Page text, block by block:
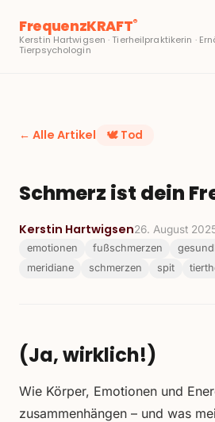
FrequenzKRAFT®
Kerstin Hartwigsen · Tierheilpraktikerin ·
Tierpsychologin
← Alle Artikel 🕊️ Tod
Schmerz ist dein
Kerstin Hartwigsen26. August
emotionen fußschmerzen
meridiane
schmerzen spit
(Ja, wirklich!)
Wie Körper, Emotionen und
zusammenhängen – und was